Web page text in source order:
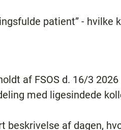
patient” - hvilke
af FSOS d. 16/3
med ligesindede
beskrivelse af dagen,